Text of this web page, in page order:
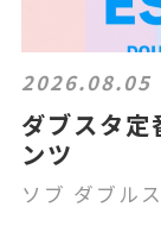
2026.08.05
ダブスタ定
ンツ
ソブ ダブル